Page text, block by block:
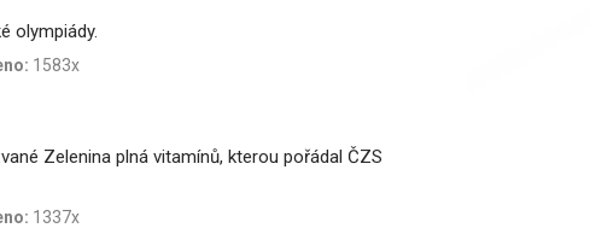
olympiády.
1583x
Zelenina plná vitamínů, kterou pořádal ČZS
1337x